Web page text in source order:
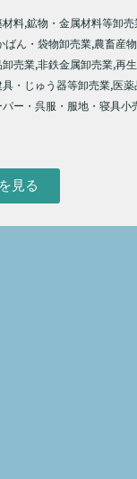
料,鉱物・金属材料等卸
ん・袋物卸売業,農畜産
売業,非鉄金属卸売業,再
・じゅう器等卸売業,医
ー・呉服・服地・寝具小
見る